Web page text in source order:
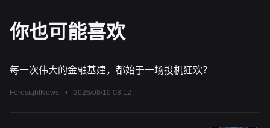
你也可能喜欢
每一次伟大的金融基建，都始于一场投机狂欢？
ForesightNews • 2026/08/10 08:12